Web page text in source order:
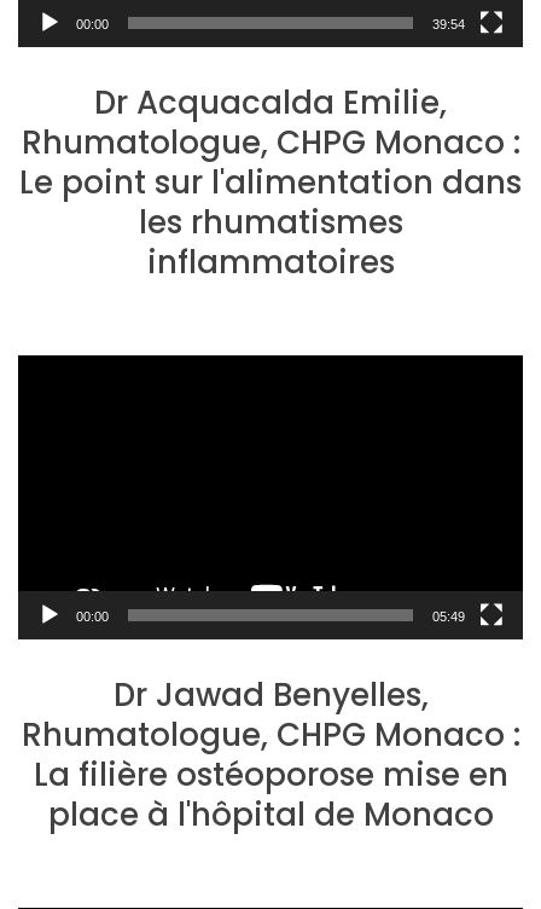
00:00 39:54
Dr Acquacalda Emilie,
Rhumatologue, CHPG Monaco :
Le point sur l'alimentation dans
les rhumatismes
inflammatoires
00:00 05:49
Dr Jawad Benyelles,
Rhumatologue, CHPG Monaco :
La filière ostéoporose mise en
place à l'hôpital de Monaco